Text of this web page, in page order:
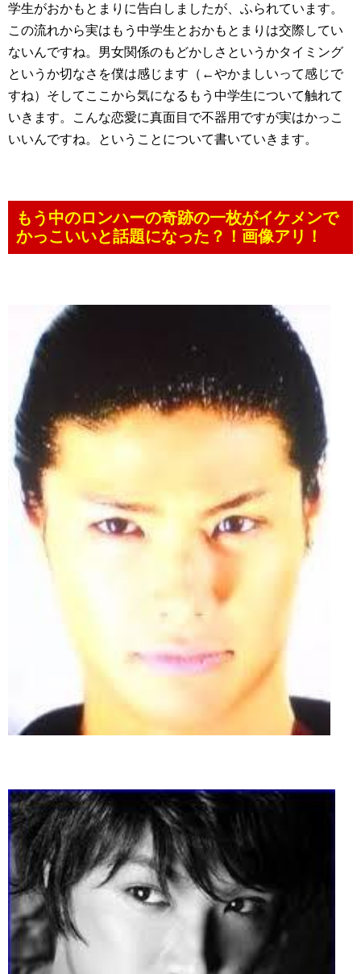
学生がおかもとまりに告白しましたが、ふられています。
この流れから実はもう中学生とおかもとまりは交際してい
ないんですね。男女関係のもどかしさというかタイミング
というか切なさを僕は感じます（←やかましいって感じで
すね）そしてここから気になるもう中学生について触れて
いきます。こんな恋愛に真面目で不器用ですが実はかっこ
いいんですね。ということについて書いていきます。
もう中のロンハーの奇跡の一枚がイケメンで
かっこいいと話題になった？！画像アリ！